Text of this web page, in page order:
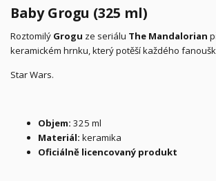
Baby Grogu (325 ml)
Roztomilý Grogu ze seriálu The Mandalorian
keramickém hrnku, který potěší každého
Star Wars.
Objem: 325 ml
Materiál: keramika
Oficiálně licencovaný produkt